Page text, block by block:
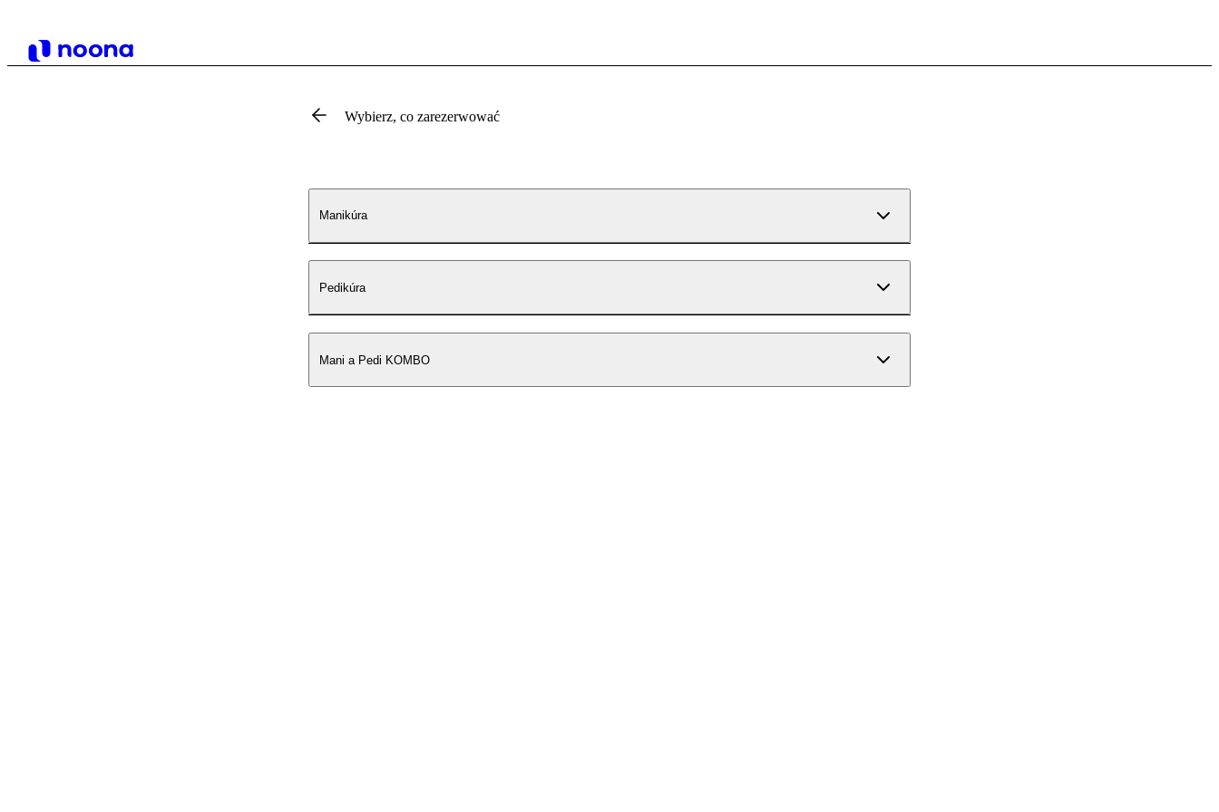
Wybierz, co zarezerwować
Manikúra
Pedikúra
Mani a Pedi KOMBO